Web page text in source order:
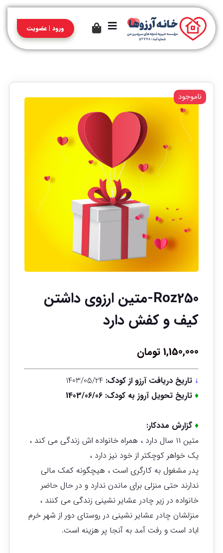
ورود | عضویت
Roz250-متین ارزوی داشتن
کیف و کفش دارد
1,150,000تومان
↓ تاریخ دریافت آرزو از کودک:
♦تاریخ تحویل آروز به کودک: 1403/06/06
♦ گزارش مددکار:
متین ۱۱ سال دارد ، همراه خانواده اش زندگی می کند ،
یک خواهر کوچکتر از خود نیز دارد ،
پدر مشغول به کارگری است ، هیچگونه کمک مالی
ندارند حتی منزلی برای ماندن ندارد و در حال حاضر
خانواده در زیر چادر عشایر نشینی زندگی می کنند ،
منزلشان چادر عشایر نشینی در روستای دور از شهر خرم
اباد است و رفت آمد به آنجا پر هزینه است.
ناموجود